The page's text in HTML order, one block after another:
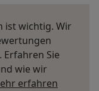
ist wichtig. Wir
Sie
wie wir
erfahren